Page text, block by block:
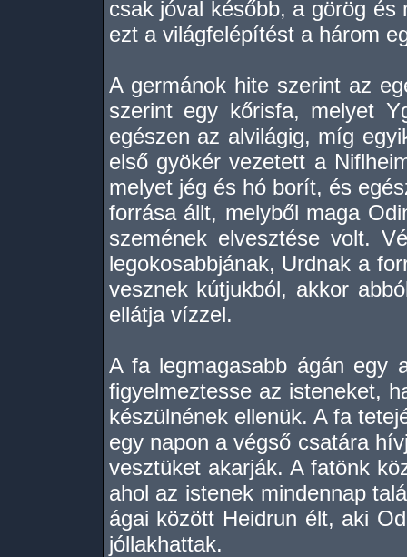
csak jóval később, a görög
ezt a világfelépítést a három
A germánok hite szerint az
szerint egy kőrisfa, melyet
egészen az alvilágig, míg
első gyökér vezetett a
melyet jég és hó borít, és
forrása állt, melyből maga
szemének elvesztése volt.
legokosabbjának, Urdnak a
vesznek kútjukból, akkor
ellátja vízzel.
A fa legmagasabb ágán egy
figyelmeztesse az isteneket,
készülnének ellenük. A fa
egy napon a végső csatára
vesztüket akarják. A fatönk
ahol az istenek mindennap
ágai között Heidrun élt, aki
jóllakhattak.